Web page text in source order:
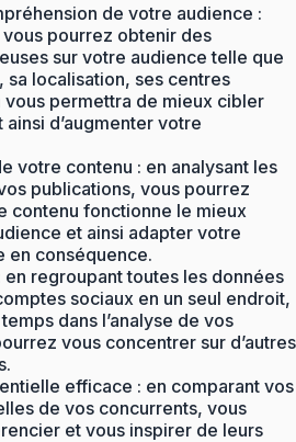
de votre audience :
pourrez obtenir des
sur votre audience telle que
sa localisation, ses centres
vous permettra de mieux cibler
d’augmenter votre
votre contenu : en analysant les
publications, vous pourrez
contenu fonctionne le mieux
et ainsi adapter votre
en conséquence.
en regroupant toutes les données
sociaux en un seul endroit,
dans l’analyse de vos
vous concentrer sur d’autres
efficace : en comparant vos
de vos concurrents, vous
et vous inspirer de leurs